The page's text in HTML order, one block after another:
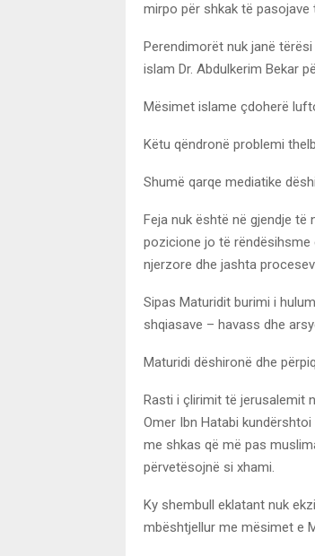
mirpo për shkak të pasojave
Perendimorët nuk janë
islam Dr. Abdulkerim Bekar
Mësimet islame çdoherë
Këtu qëndronë problemi
Shumë qarqe mediatike
Feja nuk është në gjendje
pozicione jo të rëndësihsme
njerzore dhe jashta
Sipas Maturidit burimi i
shqiasave – havass dhe
Maturidi dëshironë dhe
Rasti i çlirimit të jerusalemit
Omer Ibn Hatabi
me shkas që më pas
përvetësojnë si xhami.
Ky shembull eklatant nuk
mbështjellur me mësimet e